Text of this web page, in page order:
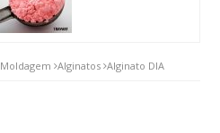
Moldagem Alginatos Alginato DIA